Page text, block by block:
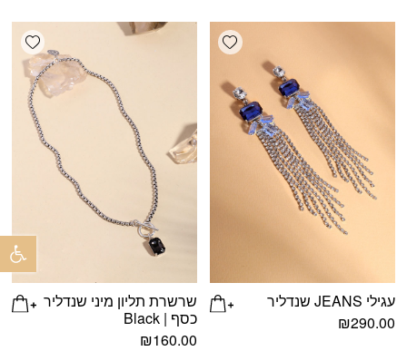
Add wishlist
עגילי JEANS שנדליר
₪290.00
שרשרת תליון מיני שנדליר
כסף | Black
₪160.00